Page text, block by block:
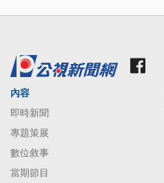
內容
即時新聞
專題策展
數位敘事
當期節目